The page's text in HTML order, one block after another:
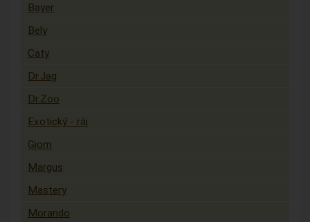
Bayer
Bely
Caty
Dr.Jag
Dr.Zoo
Exotický - ráj
Giom
Margus
Mastery
Morando